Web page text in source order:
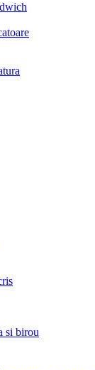
si birou